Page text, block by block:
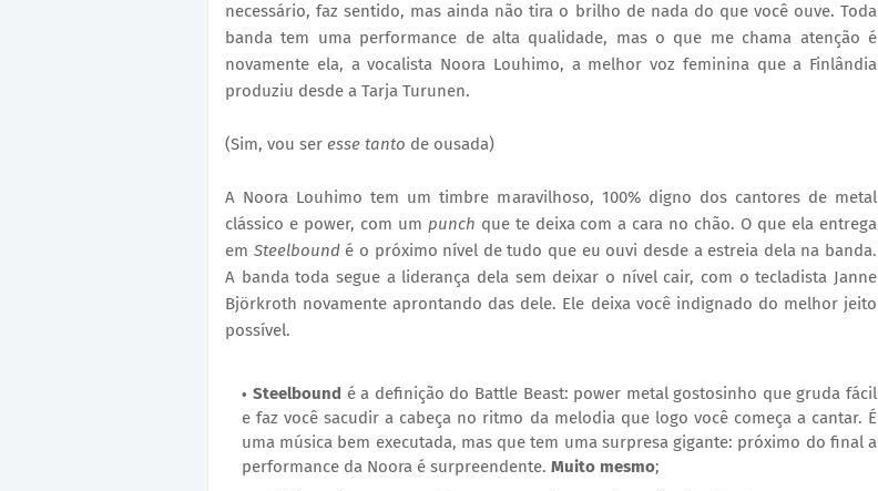
necessário, faz sentido, mas ainda não tira o brilho de nada do que você ouve. Toda
banda tem uma performance de alta qualidade, mas o que me chama atenção é
novamente ela, a vocalista Noora Louhimo, a melhor voz feminina que a Finlândia
produziu desde a Tarja Turunen.
(Sim, vou ser esse tanto de ousada)
A Noora Louhimo tem um timbre maravilhoso, 100% digno dos cantores de metal
clássico e power, com um punch que te deixa com a cara no chão. O que ela entrega
em Steelbound é o próximo nível de tudo que eu ouvi desde a estreia dela na banda.
A banda toda segue a liderança dela sem deixar o nível cair, com o tecladista Janne
Björkroth novamente aprontando das dele. Ele deixa você indignado do melhor jeito
possível.
Steelbound é a definição do Battle Beast: power metal gostosinho que gruda fácil
e faz você sacudir a cabeça no ritmo da melodia que logo você começa a cantar. É
uma música bem executada, mas que tem uma surpresa gigante: próximo do final a
performance da Noora é surpreendente. Muito mesmo;